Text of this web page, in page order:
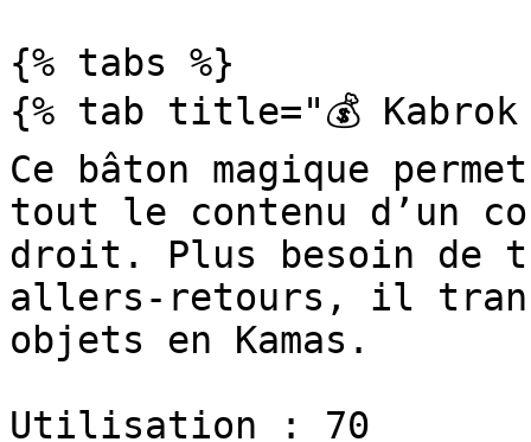
{% tabs %}
{% tab title="💰
Ce bâton magique
tout le contenu d’un
droit. Plus besoin de
allers-retours, il
objets en Kamas.
Utilisation : 70